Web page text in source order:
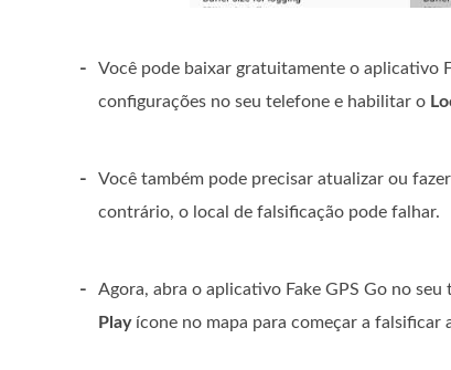
-
Você pode baixar gratuitamente o aplicativo
configurações no seu telefone e habilitar o
-
Você também pode precisar atualizar ou
contrário, o local de falsificação pode falhar.
- Agora, abra o aplicativo Fake GPS Go no
Playícone no mapa para começar a falsificar